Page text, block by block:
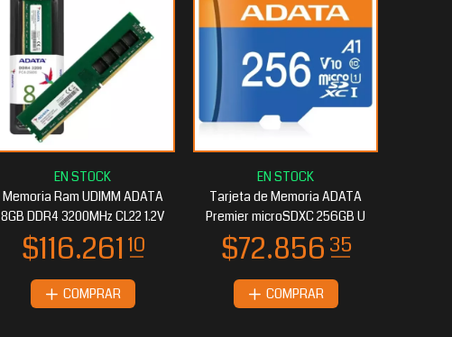
Memoria Ram UDIMM ADATA
8GB DDR4 3200MHz CL22 1.2V
COMPRAR
Tarjeta de Memoria ADATA
Premier microSDXC 256GB U
COMPRAR